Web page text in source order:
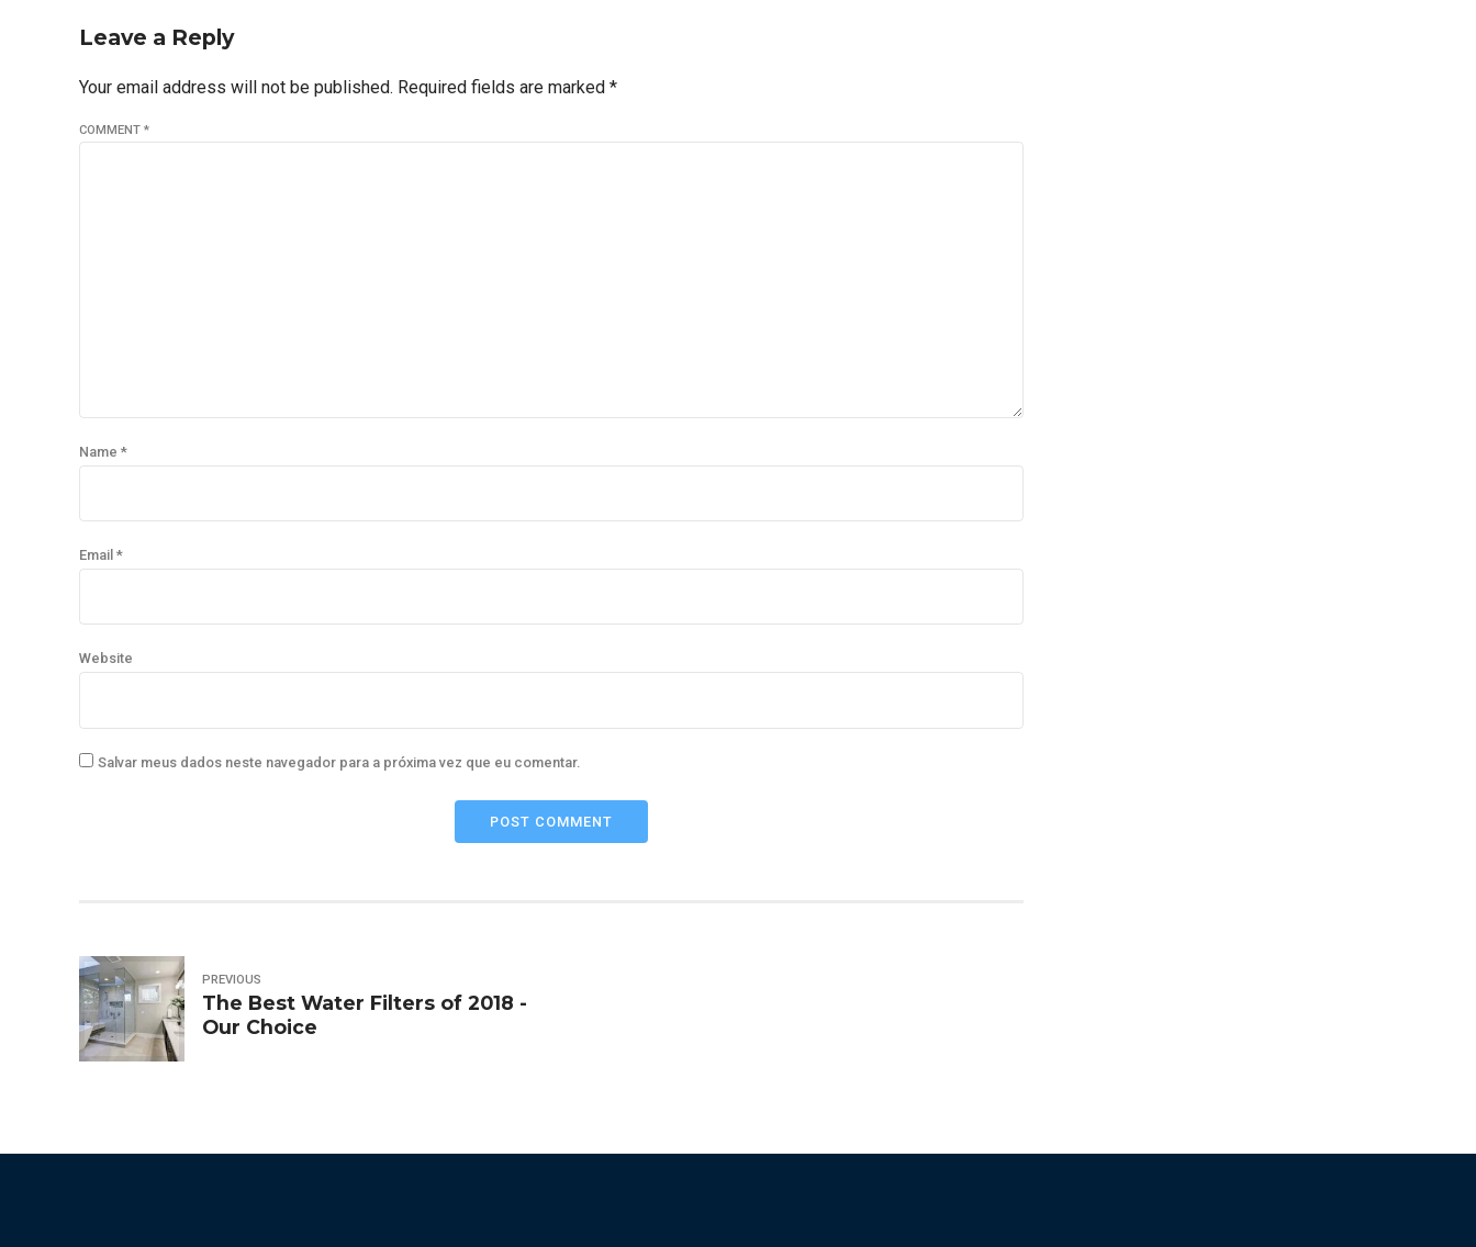
Leave a Reply
Your email address will not be published. Required fields are marked *
COMMENT *
Name *
Email *
Website
Salvar meus dados neste navegador para a próxima vez que eu comentar.
POST COMMENT
PREVIOUS
The Best Water Filters of 2018 -
Our Choice